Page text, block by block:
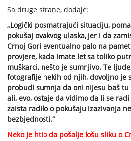
Sa druge strane, dodaje:
„Logički posmatrajući situaciju,
pokušaj ovakvog ulaska, jer i da
Crnoj Gori eventualno palo na
provjere, kada imate let sa toliko
muškarci, nešto je sumnjivo. Te
fotografije nekih od njih, dovoljno je
probudi sumnja da oni nijesu baš
ali, evo, ostaje da vidimo da li se
zaista radilo o pokušaju izazivanja
bezbjednosti.“
Neko je htio da pošalje lošu sliku o